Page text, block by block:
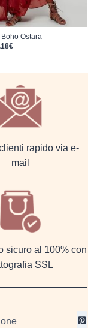
Ostara
era: 97.59€.
€Il prezzo attuale è: 84.18€.
rapido via e-
mail
sicuro al 100% con
SSL